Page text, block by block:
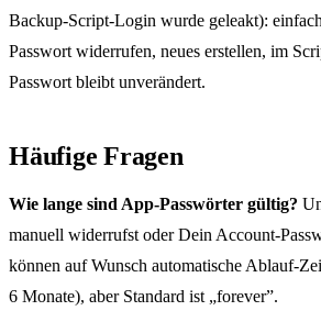
Backup-Script-Login wurde geleakt):
Passwort widerrufen, neues erstellen, im
Passwort bleibt unverändert.
Häufige Fragen
Wie lange sind App-Passwörter gültig?
manuell widerrufst oder Dein Account-
können auf Wunsch automatische Ablauf-
6 Monate), aber Standard ist „forever”.